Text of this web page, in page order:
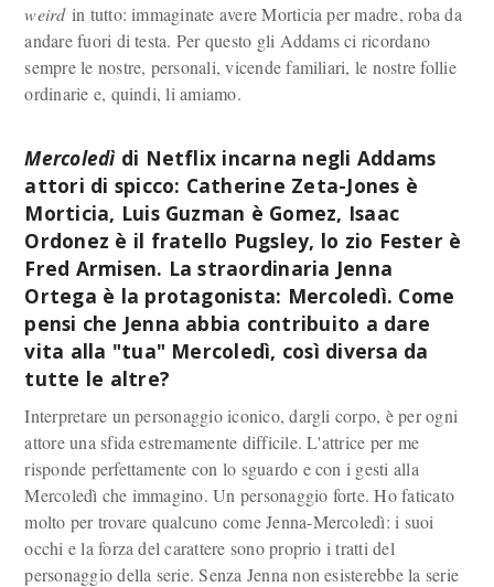
weirdin tutto: immaginate avere Morticia per madre, roba da
andare fuori di testa. Per questo gli Addams ci ricordano
sempre le nostre, personali, vicende familiari, le nostre follie
ordinarie e, quindi, li amiamo.
Mercoledìdi Netflix incarna negli Addams
attori di spicco: Catherine Zeta-Jones è
Morticia, Luis Guzman è Gomez, Isaac
Ordonez è il fratello Pugsley, lo zio Fester è
Fred Armisen. La straordinaria Jenna
Ortega è la protagonista: Mercoledì. Come
pensi che Jenna abbia contribuito a dare
vita alla "tua" Mercoledì, così diversa da
tutte le altre?
Interpretare un personaggio iconico, dargli corpo, è per ogni
attore una sfida estremamente difficile. L'attrice per me
risponde perfettamente con lo sguardo e con i gesti alla
Mercoledì che immagino. Un personaggio forte. Ho faticato
molto per trovare qualcuno come Jenna-Mercoledì: i suoi
occhi e la forza del carattere sono proprio i tratti del
personaggio della serie. Senza Jenna non esisterebbe la serie